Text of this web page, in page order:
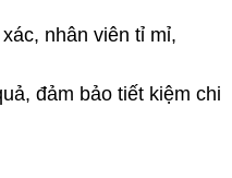
nhân viên tỉ mỉ,
đảm bảo tiết kiệm chi